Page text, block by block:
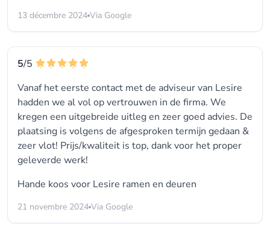
13 décembre 2024 Via Google
5/5
Vanaf het eerste contact met de adviseur van Lesire
hadden we al vol op vertrouwen in de firma. We
kregen een uitgebreide uitleg en zeer goed advies. De
plaatsing is volgens de afgesproken termijn gedaan &
zeer vlot! Prijs/kwaliteit is top, dank voor het proper
geleverde werk!
Hande koos voor Lesire ramen en deuren
21 novembre 2024 Via Google